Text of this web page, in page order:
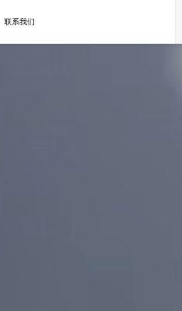
联系我们